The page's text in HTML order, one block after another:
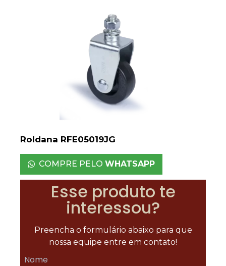
Roldana RFE05019JG
COMPRE PELO WHATSAPP
Esse produto te
interessou?
Preencha o formulário abaixo para que
nossa equipe entre em contato!
Nome